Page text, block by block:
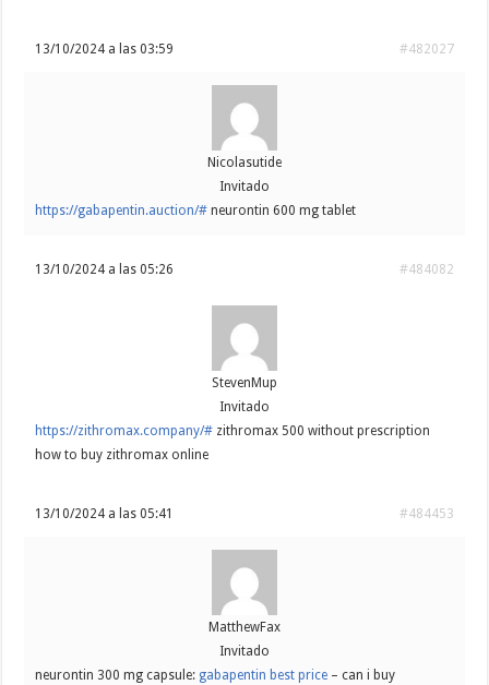
13/10/2024 a las 03:59 #482027
Nicolasutide
Invitado
https://gabapentin.auction/# neurontin 600 mg tablet
13/10/2024 a las 05:26 #484082
StevenMup
Invitado
https://zithromax.company/# zithromax 500 without prescription
how to buy zithromax online
13/10/2024 a las 05:41 #484453
MatthewFax
Invitado
neurontin 300 mg capsule: gabapentin best price – can i buy